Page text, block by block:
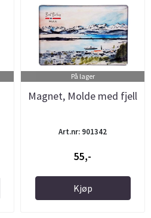
På lager
Magnet, Molde med fjell
Art.nr: 901342
55,-
Kjøp